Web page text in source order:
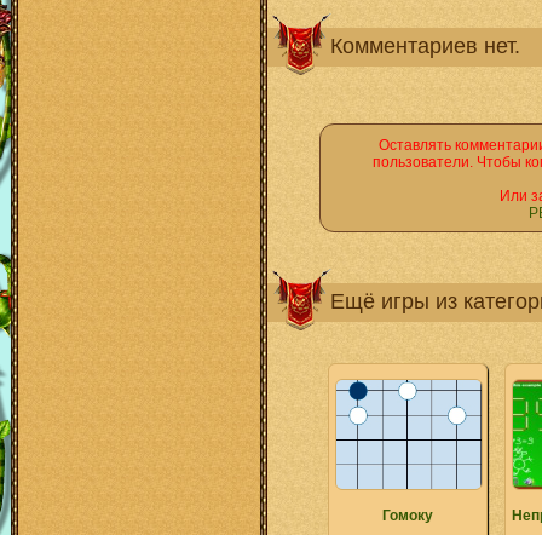
Комментариев нет.
Оставлять
пользователи. Чтобы
Или
Ещё игры из
Гомоку